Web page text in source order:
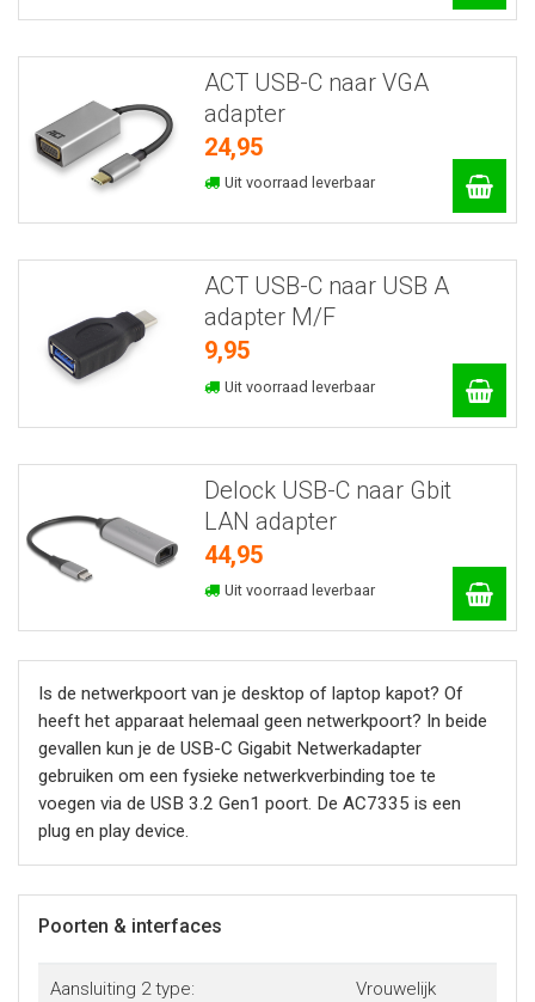
ACT USB-C naar VGA
adapter
24,95
Uit voorraad leverbaar
ACT USB-C naar USB A
adapter M/F
9,95
Uit voorraad leverbaar
Delock USB-C naar Gbit
LAN adapter
44,95
Uit voorraad leverbaar
Is de netwerkpoort van je desktop of laptop kapot? Of
heeft het apparaat helemaal geen netwerkpoort? In beide
gevallen kun je de USB-C Gigabit Netwerkadapter
gebruiken om een fysieke netwerkverbinding toe te
voegen via de USB 3.2 Gen1 poort. De AC7335 is een
plug en play device.
Poorten & interfaces
Aansluiting 2 type: Vrouwelijk